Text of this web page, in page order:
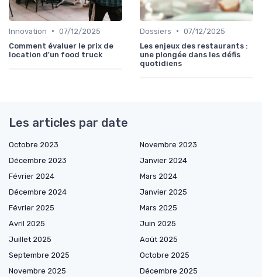
Innovation • 07/12/2025
Comment évaluer le prix de
location d'un food truck
Dossiers • 07/12/2025
Les enjeux des restaurants :
une plongée dans les défis
quotidiens
Les articles par date
Octobre 2023
Novembre 2023
Décembre 2023
Janvier 2024
Février 2024
Mars 2024
Décembre 2024
Janvier 2025
Février 2025
Mars 2025
Avril 2025
Juin 2025
Juillet 2025
Août 2025
Septembre 2025
Octobre 2025
Novembre 2025
Décembre 2025